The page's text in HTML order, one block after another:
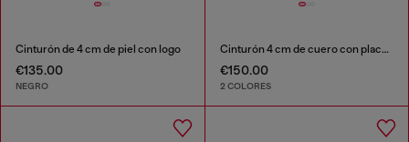
Cinturón de 4 cm de piel con logo
€135.00
NEGRO
Cinturón 4 cm de cuero con placa Oval D
€150.00
2 COLORES